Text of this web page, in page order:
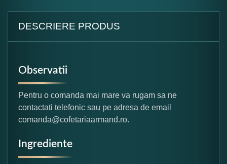
DESCRIERE PRODUS
Observatii
Pentru o comanda mai mare va rugam sa ne
contactati telefonic sau pe adresa de email
comanda@cofetariaarmand.ro.
Ingrediente